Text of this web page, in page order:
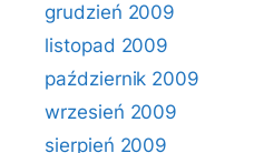
grudzień 2009
listopad 2009
październik 2009
wrzesień 2009
sierpień 2009